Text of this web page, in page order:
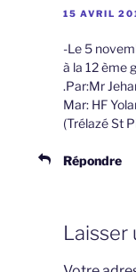
15 AVRIL
-Le 5
à la 12 ème
.Par:Mr
Mar: HF
(Trélazé St
Répondre
Laisser